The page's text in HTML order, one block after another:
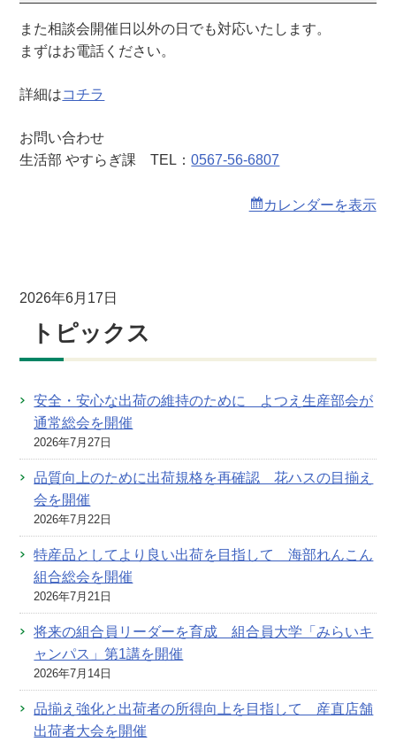
また相談会開催日以外の日でも対応いたします。
まずはお電話ください。
詳細はコチラ
お問い合わせ
生活部 やすらぎ課 TEL：0567-56-6807
カレンダーを表示
2026年6月17日
トピックス
安全・安心な出荷の維持のために よつえ生産部会が
通常総会を開催
2026年7月27日
品質向上のために出荷規格を再確認 花ハスの目揃え
会を開催
2026年7月22日
特産品としてより良い出荷を目指して 海部れんこん
組合総会を開催
2026年7月21日
将来の組合員リーダーを育成 組合員大学「みらいキ
ャンパス」第1講を開催
2026年7月14日
品揃え強化と出荷者の所得向上を目指して 産直店舗
出荷者大会を開催